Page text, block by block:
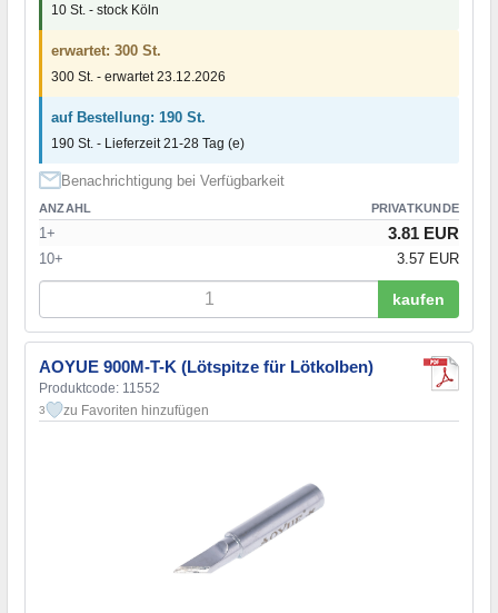
10 St. - stock Köln
erwartet: 300 St.
300 St. - erwartet 23.12.2026
auf Bestellung: 190 St.
190 St. - Lieferzeit 21-28 Tag (e)
Benachrichtigung bei Verfügbarkeit
ANZAHL PRIVATKUNDE
1+ 3.81 EUR
10+ 3.57 EUR
kaufen
AOYUE 900M-T-K (Lötspitze für Lötkolben)
Produktcode: 11552
3 zu Favoriten hinzufügen